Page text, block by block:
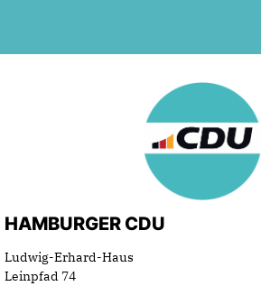
HAMBURGER CDU
Ludwig-Erhard-Haus
Leinpfad 74